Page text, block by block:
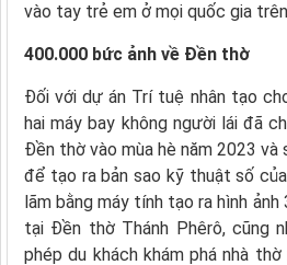
vào tay trẻ em ở mọi quốc gia
400.000 bức ảnh về Đền thờ
Đối với dự án Trí tuệ nhân tạo
hai máy bay không người lái đã
Đền thờ vào mùa hè năm 2023
để tạo ra bản sao kỹ thuật số
lãm bằng máy tính tạo ra hình
tại Đền thờ Thánh Phêrô, cũng
phép du khách khám phá nhà